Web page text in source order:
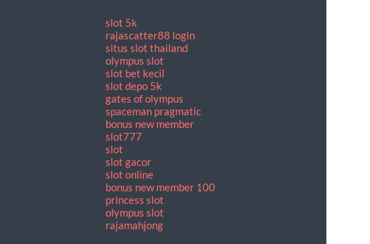
slot 5k
rajascatter88 login
situs slot thailand
olympus slot
slot bet kecil
slot depo 5k
gates of olympus
spaceman pragmatic
bonus new member
slot777
slot
slot gacor
slot online
bonus new member 100
princess slot
olympus slot
rajamahjong